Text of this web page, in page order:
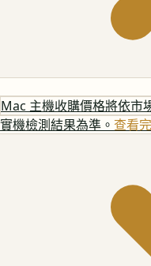
Mac 主機收購價格將依市
實機檢測結果為準。 查看